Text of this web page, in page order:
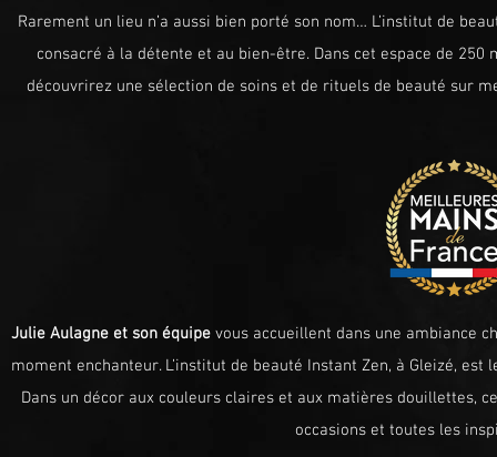
Rarement un lieu n’a aussi bien porté son nom… L’institut de
consacré à la détente et au bien-être. Dans cet espace de
découvrirez une sélection de soins et de rituels de beauté sur
Julie Aulagne et son équipe vous accueillent dans une ambiance
moment enchanteur. L’institut de beauté Instant Zen, à Gleizé,
Dans un décor aux couleurs claires et aux matières douillettes,
occasions et toutes les